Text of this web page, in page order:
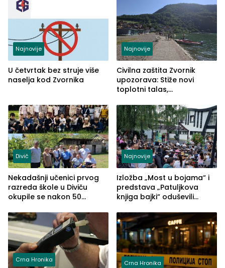
Najnovije
U četvrtak bez struje više
naselja kod Zvornika
Najnovije
Civilna zaštita Zvornik
upozorava: Stiže novi
toplotni talas,
Divič
Nekadašnji učenici prvog
razreda škole u Diviču
okupile se nakon 50
Pašić im održao čas
(FOTO)
Najnovije
Izložba „Most u bojama“ i
predstava „Patuljkova
knjiga bajki“ oduševili
Crna Hronika Crna Hronika